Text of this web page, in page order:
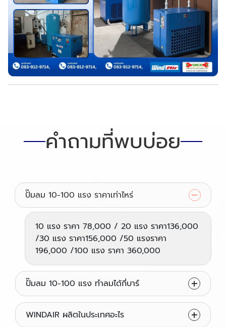
คำถามที่พบบ่อย
ปั๊มลม 10-100 แรง ราคาเท่าไหร่
10 แรง ราคา 78,000 / 20 แรง ราคา136,000
/30 แรง ราคา156,000 /50 แรงราคา
196,000 /100 แรง ราคา 360,000
ปั๊มลม 10-100 แรง ทำลมได้กี่บาร์
WINDAIR ผลิตในประเทศอะไร